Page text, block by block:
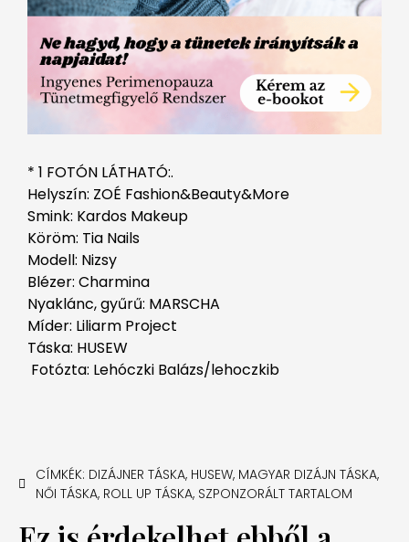
* 1 FOTÓN LÁTHATÓ:.
Helyszín: ZOÉ Fashion&Beauty&More
Smink: Kardos Makeup
Köröm: Tia Nails
Modell: Nizsy
Blézer: Charmina
Nyaklánc, gyűrű: MARSCHA
Míder: Liliarm Project
Táska: HUSEW
Fotózta: Lehóczki Balázs/lehoczkib
CÍMKÉK: DIZÁJNER TÁSKA, HUSEW, MAGYAR DIZÁJN TÁSKA,
NŐI TÁSKA, ROLL UP TÁSKA, SZPONZORÁLT TARTALOM